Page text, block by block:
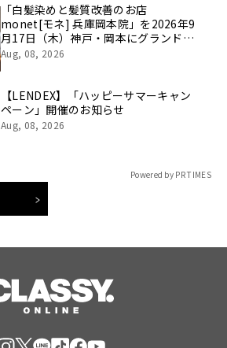
「白髪染めと髪質改善のお店
monet[モネ] 兵庫岡本院」を2026年9
月17日（木）神戸・岡本にグランドオ
ープン｜monet兵庫県初出店
Aug, 08, 2026
【LENDEX】「ハッピーサマーキャン
ペーン」開催のお知らせ
Aug, 08, 2026
Powered by PR TIMES